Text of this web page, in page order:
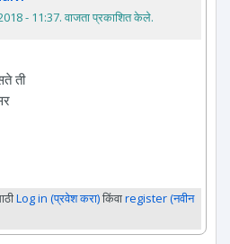
- 11:37. वाजता प्रकाशित केले.
ती
Log in (प्रवेश करा)किंवाregister (नवीन